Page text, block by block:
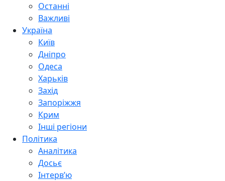
Останні
Важливі
Україна
Київ
Дніпро
Одеса
Харьків
Захід
Запоріжжя
Крим
Інші регіони
Політика
Аналітика
Досьє
Інтерв’ю